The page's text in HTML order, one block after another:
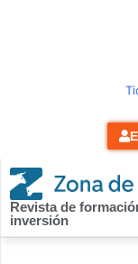
Revista de
inversión